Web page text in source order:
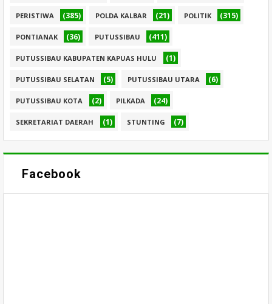
PERISTIWA (385) POLDA KALBAR (21) POLITIK (315)
PONTIANAK (36) PUTUSSIBAU (411)
PUTUSSIBAU KABUPATEN KAPUAS HULU (1)
PUTUSSIBAU SELATAN (5) PUTUSSIBAU UTARA (6)
PUTUSSIBAU KOTA (2) PILKADA (24)
SEKRETARIAT DAERAH (1) STUNTING (7)
Facebook